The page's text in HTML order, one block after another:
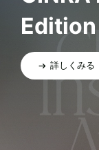
詳しくみる